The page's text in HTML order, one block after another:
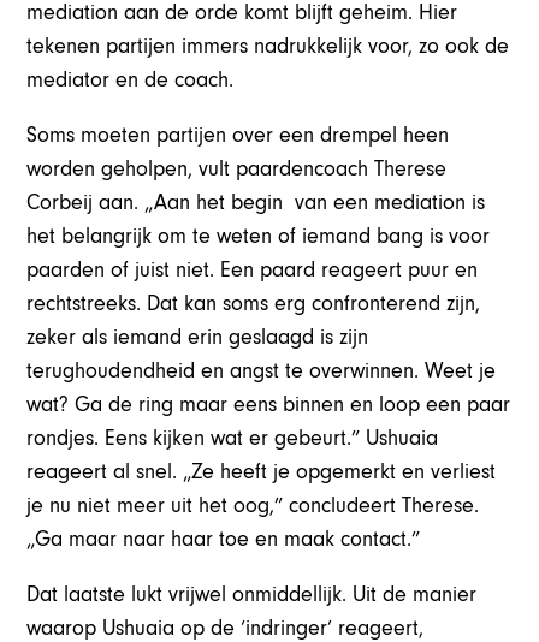
mediation aan de orde komt blijft geheim. Hier
tekenen partijen immers nadrukkelijk voor, zo ook de
mediator en de coach.
Soms moeten partijen over een drempel heen
worden geholpen, vult paardencoach Therese
Corbeij aan. „Aan het begin van een mediation is
het belangrijk om te weten of iemand bang is voor
paarden of juist niet. Een paard reageert puur en
rechtstreeks. Dat kan soms erg confronterend zijn,
zeker als iemand erin geslaagd is zijn
terughoudendheid en angst te overwinnen. Weet je
wat? Ga de ring maar eens binnen en loop een paar
rondjes. Eens kijken wat er gebeurt.” Ushuaia
reageert al snel. „Ze heeft je opgemerkt en verliest
je nu niet meer uit het oog,” concludeert Therese.
„Ga maar naar haar toe en maak contact.”
Dat laatste lukt vrijwel onmiddellijk. Uit de manier
waarop Ushuaia op de ‘indringer’ reageert,